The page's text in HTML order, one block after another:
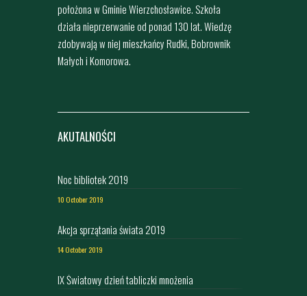
położona w Gminie Wierzchosławice. Szkoła
działa nieprzerwanie od ponad 130 lat. Wiedzę
zdobywają w niej mieszkańcy Rudki, Bobrownik
Małych i Komorowa.
AKUTALNOŚCI
Noc bibliotek 2019
10 October 2019
Akcja sprzątania świata 2019
14 October 2019
IX Światowy dzień tabliczki mnożenia